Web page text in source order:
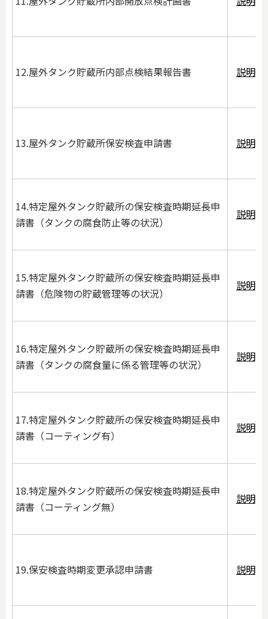
12.屋外タンク貯蔵所内部点検結果報告書 説明
13.屋外タンク貯蔵所保安検査申請書 説明
14.特定屋外タンク貯蔵所の保安検査時期延長申
請書（タンクの腐食防止等の状況）
説明
15.特定屋外タンク貯蔵所の保安検査時期延長申
請書（危険物の貯蔵管理等の状況）
説明
16.特定屋外タンク貯蔵所の保安検査時期延長申
請書（タンクの腐食量に係る管理等の状況）
説明
17.特定屋外タンク貯蔵所の保安検査時期延長申
請書（コーティング有）
説明
18.特定屋外タンク貯蔵所の保安検査時期延長申
請書（コーティング無）
説明
19.保安検査時期変更承認申請書 説明